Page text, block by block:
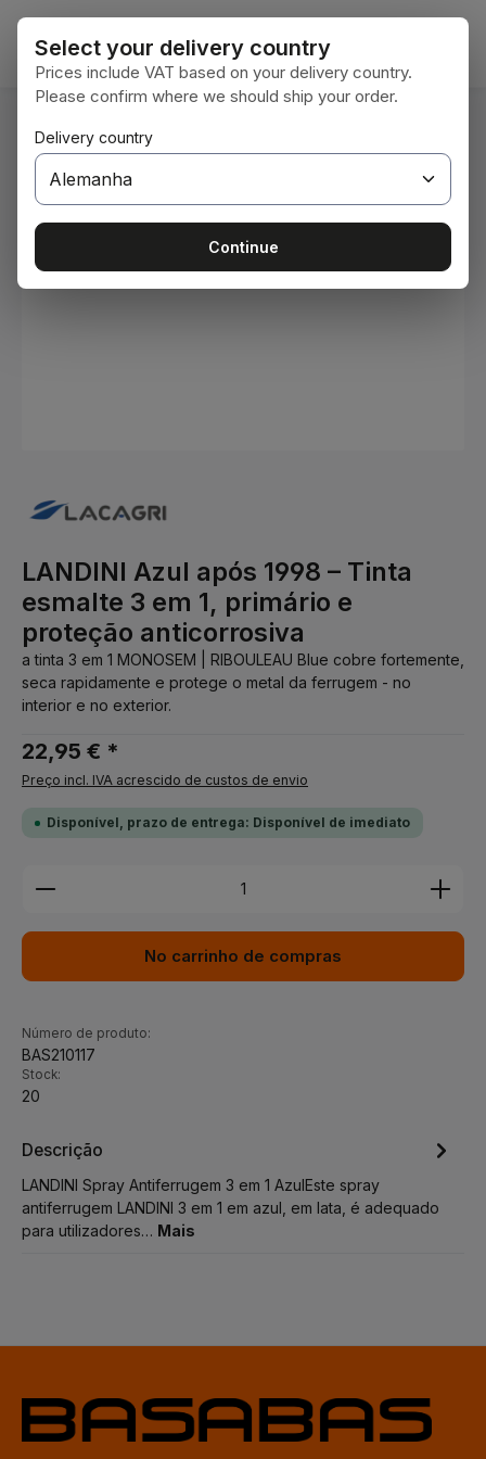
Ir para o conteúdo principal
Você está aqui: Home
LANDINI Azul após 1998 – Tinta
esmalte 3 em 1, primário e
proteção anticorrosiva
a tinta 3 em 1 MONOSEM | RIBOULEAU Blue cobre fortemente,
seca rapidamente e protege o metal da ferrugem - no
interior e no exterior.
22,95 € *
Preço incl. IVA acrescido de custos de envio
Disponível, prazo de entrega: Disponível de imediato
Quantidade do Produto: Insira a quantidade
No carrinho de compras
Número de produto:
BAS210117
Stock:
20
Descrição
LANDINI Spray Antiferrugem 3 em 1 AzulEste spray
antiferrugem LANDINI 3 em 1 em azul, em lata, é adequado
para utilizadores… Mais
Select your delivery country
Prices include VAT based on your delivery country.
Please confirm where we should ship your order.
Delivery country
Continue